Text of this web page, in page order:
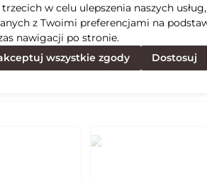
w celu ulepszenia naszych
z Twoimi preferencjami na
nawigacji po stronie.
wszystkie zgody
Dostosuj